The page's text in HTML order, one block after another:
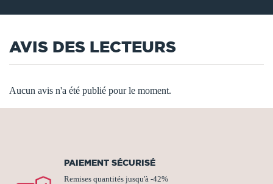
AVIS DES LECTEURS
Aucun avis n'a été publié pour le moment.
PAIEMENT SÉCURISÉ
Remises quantités jusqu'à -42%